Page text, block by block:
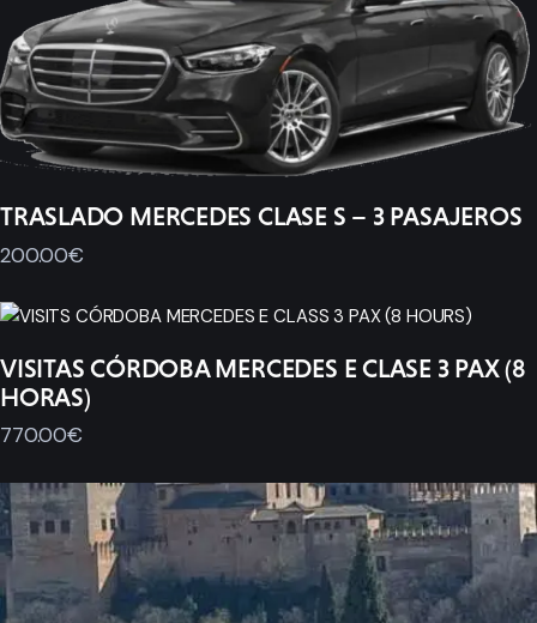
TRASLADO MERCEDES CLASE S – 3 PASAJEROS
200.00€
VISITAS CÓRDOBA MERCEDES E CLASE 3 PAX (8
HORAS)
770.00€